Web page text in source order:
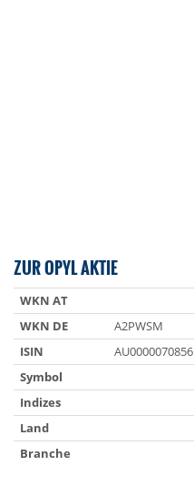
ZUR OPYL AKTIE
WKN AT
WKN DE
A2PWSM
ISIN
AU0000070856
Symbol
Indizes
Land
Branche